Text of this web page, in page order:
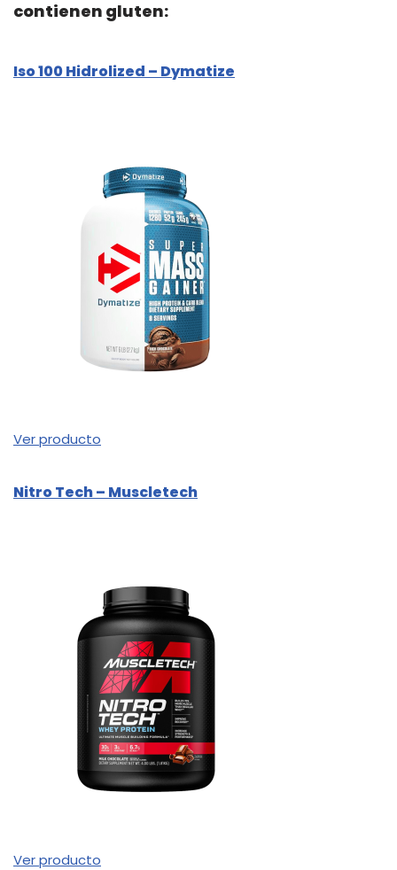
contienen gluten:
Iso 100 Hidrolized – Dymatize
Ver producto
Nitro Tech – Muscletech
Ver producto